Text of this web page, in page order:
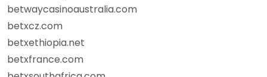
betwaycasinoaustralia.com
betxcz.com
betxethiopia.net
betxfrance.com